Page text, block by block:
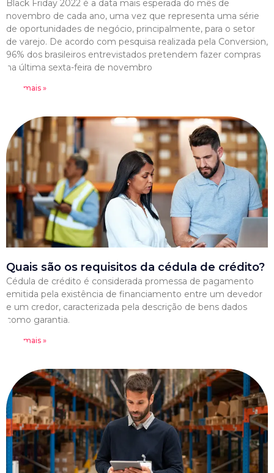
Black Friday 2022 é a data mais esperada do mês de
novembro de cada ano, uma vez que representa uma série
de oportunidades de negócio, principalmente, para o setor
de varejo. De acordo com pesquisa realizada pela Conversion,
96% dos brasileiros entrevistados pretendem fazer compras
na última sexta-feira de novembro
Leia mais »
Quais são os requisitos da cédula de crédito?
Cédula de crédito é considerada promessa de pagamento
emitida pela existência de financiamento entre um devedor
e um credor, caracterizada pela descrição de bens dados
como garantia.
Leia mais »